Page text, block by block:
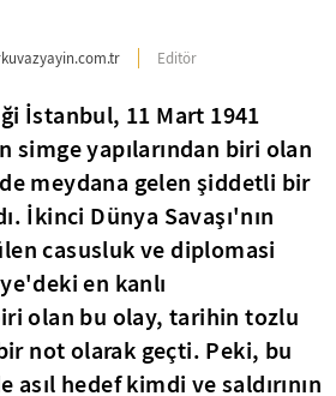
Editör
İstanbul, 11 Mart 1941
simge yapılarından biri olan
meydana gelen şiddetli bir
İkinci Dünya Savaşı'nın
casusluk ve diplomasi
en kanlı
olan bu olay, tarihin tozlu
not olarak geçti. Peki, bu
hedef kimdi ve saldırının